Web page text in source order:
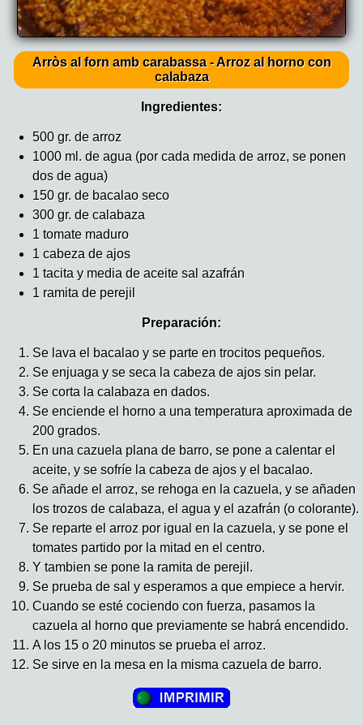
Arròs al forn amb carabassa - Arroz al horno con
calabaza
Ingredientes:
500 gr. de arroz
1000 ml. de agua (por cada medida de arroz, se ponen
dos de agua)
150 gr. de bacalao seco
300 gr. de calabaza
1 tomate maduro
1 cabeza de ajos
1 tacita y media de aceite sal azafrán
1 ramita de perejil
Preparación:
Se lava el bacalao y se parte en trocitos pequeños.
Se enjuaga y se seca la cabeza de ajos sin pelar.
Se corta la calabaza en dados.
Se enciende el horno a una temperatura aproximada de
200 grados.
En una cazuela plana de barro, se pone a calentar el
aceite, y se sofríe la cabeza de ajos y el bacalao.
Se añade el arroz, se rehoga en la cazuela, y se añaden
los trozos de calabaza, el agua y el azafrán (o colorante).
Se reparte el arroz por igual en la cazuela, y se pone el
tomates partido por la mitad en el centro.
Y tambien se pone la ramita de perejil.
Se prueba de sal y esperamos a que empiece a hervir.
Cuando se esté cociendo con fuerza, pasamos la
cazuela al horno que previamente se habrá encendido.
A los 15 o 20 minutos se prueba el arroz.
Se sirve en la mesa en la misma cazuela de barro.